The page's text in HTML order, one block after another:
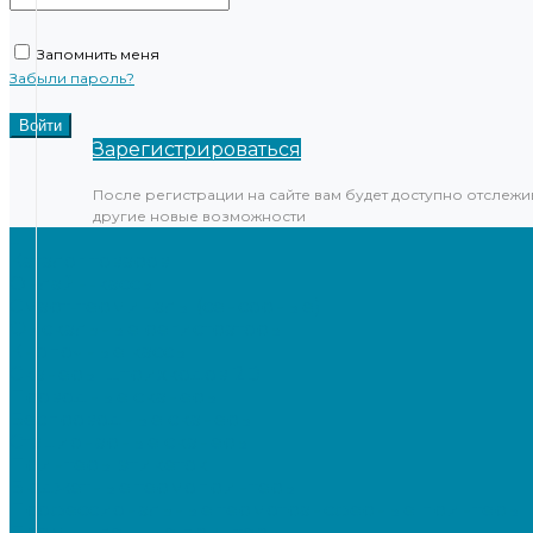
Запомнить меня
Забыли пароль?
Зарегистрироваться
После регистрации на сайте вам будет доступно
другие новые возможности